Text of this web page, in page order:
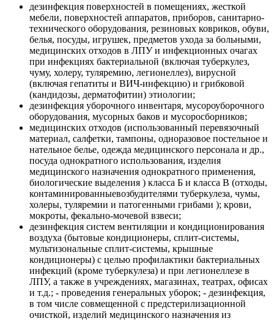
дезинфекция поверхностей в помещениях, жесткой
мебели, поверхностей аппаратов, приборов, санитарно-
технического оборудования, резиновых ковриков, обуви,
белья, посуды, игрушек, предметов ухода за больными,
медицинских отходов в ЛПУ и инфекционных очагах
при инфекциях бактериальной (включая туберкулез,
чуму, холеру, туляремию, легионеллез), вирусной
(включая гепатиты и ВИЧ-инфекцию) и грибковой
(кандидозы, дерматофитии) этиологии;
дезинфекция уборочного инвентаря, мусороуборочного
оборудования, мусорных баков и мусоросборников;
медицинских отходов (использованный перевязочный
материал, салфетки, тампоны, одноразовое постельное и
нательное белье, одежда медицинского персонала и др.,
посуда однократного использования, изделия
медицинского назначения однократного применения,
биологические выделения ) класса Б и класса В (отходы,
контаминированныевозбудителями туберкулеза, чумы,
холеры, туляремии и патогенными грибами ); крови,
мокроты, фекально-мочевой взвеси;
дезинфекция систем вентиляции и кондиционирования
воздуха (бытовые кондиционеры, сплит-системы,
мультизональные сплит-системы, крышные
кондиционеры) с целью профилактики бактериальных
инфекций (кроме туберкулеза) и при легионеллезе в
ЛПУ, а также в учреждениях, магазинах, театрах, офисах
и т.д.; - проведения генеральных уборок; - дезинфекция,
в том числе совмещенной с предстерилизационной
очисткой, изделий медицинского назначения из